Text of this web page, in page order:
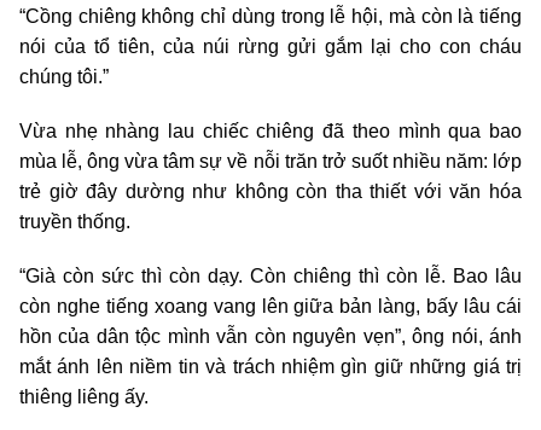
“Cồng chiêng không chỉ dùng trong lễ hội, mà còn là tiếng
nói của tổ tiên, của núi rừng gửi gắm lại cho con cháu
chúng tôi.”
Vừa nhẹ nhàng lau chiếc chiêng đã theo mình qua bao
mùa lễ, ông vừa tâm sự về nỗi trăn trở suốt nhiều năm: lớp
trẻ giờ đây dường như không còn tha thiết với văn hóa
truyền thống.
“Già còn sức thì còn dạy. Còn chiêng thì còn lễ. Bao lâu
còn nghe tiếng xoang vang lên giữa bản làng, bấy lâu cái
hồn của dân tộc mình vẫn còn nguyên vẹn”, ông nói, ánh
mắt ánh lên niềm tin và trách nhiệm gìn giữ những giá trị
thiêng liêng ấy.